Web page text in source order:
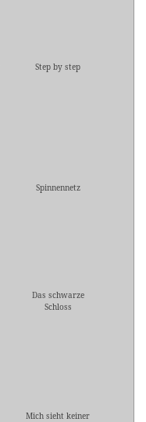
Step by step
Spinnennetz
Das schwarze
Schloss
Mich sieht keiner